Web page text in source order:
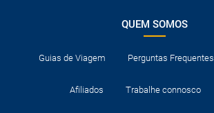
QUEM SOMOS
Guias de Viagem Perguntas Frequentes
Afiliados Trabalhe connosco